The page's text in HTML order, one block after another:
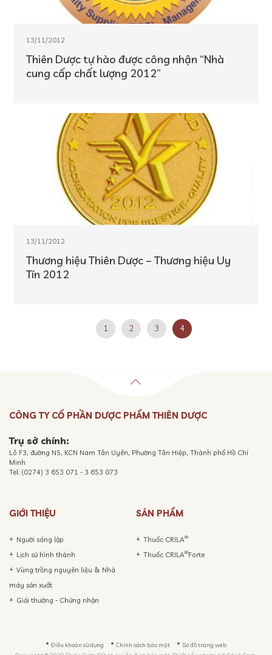
13/11/2012
Thiên Dược tự hào được công nhận “Nhà
cung cấp chất lượng 2012”
13/11/2012
Thương hiệu Thiên Dược – Thương hiệu Uy
Tín 2012
1 2 3 4
CÔNG TY CỔ PHẦN DƯỢC PHẨM THIÊN DƯỢC
Trụ sở chính:
Lô F3, đường N5, KCN Nam Tân Uyên, Phường Tân Hiệp, Thành phố Hồ Chí
Minh
Tel: (0274) 3 653 071 - 3 653 073
GIỚI THIỆU
Người sáng lập
Lịch sử hình thành
Vùng trồng nguyên liệu & Nhà
máy sản xuất
Giải thưởng - Chứng nhận
SẢN PHẨM
Thuốc CRILA®
Thuốc CRILA®Forte
Điều khoản sử dụng Chính sách bảo mật
Sơ đồ trang web